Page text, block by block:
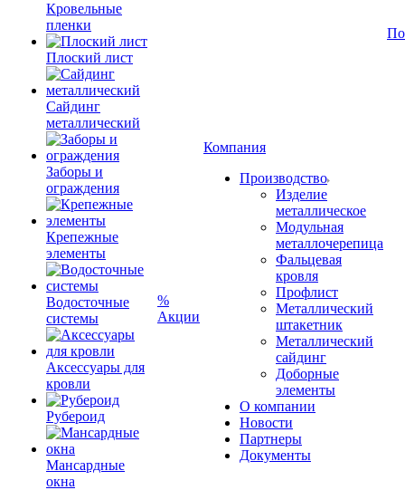
Кровельные
пленки
Плоский лист
Сайдинг
металлический
Заборы и
ограждения
Крепежные
элементы
Водосточные
системы
Аксессуары для
кровли
Рубероид
Мансардные
окна
%
Акции
Компания
Производство
Изделие
металлическое
Модульная
металлочерепица
Фальцевая
кровля
Профлист
Металлический
штакетник
Металлический
сайдинг
Доборные
элементы
О компании
Новости
Партнеры
Документы